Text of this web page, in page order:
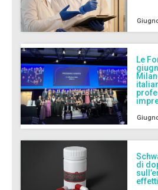
Le
di
effetti